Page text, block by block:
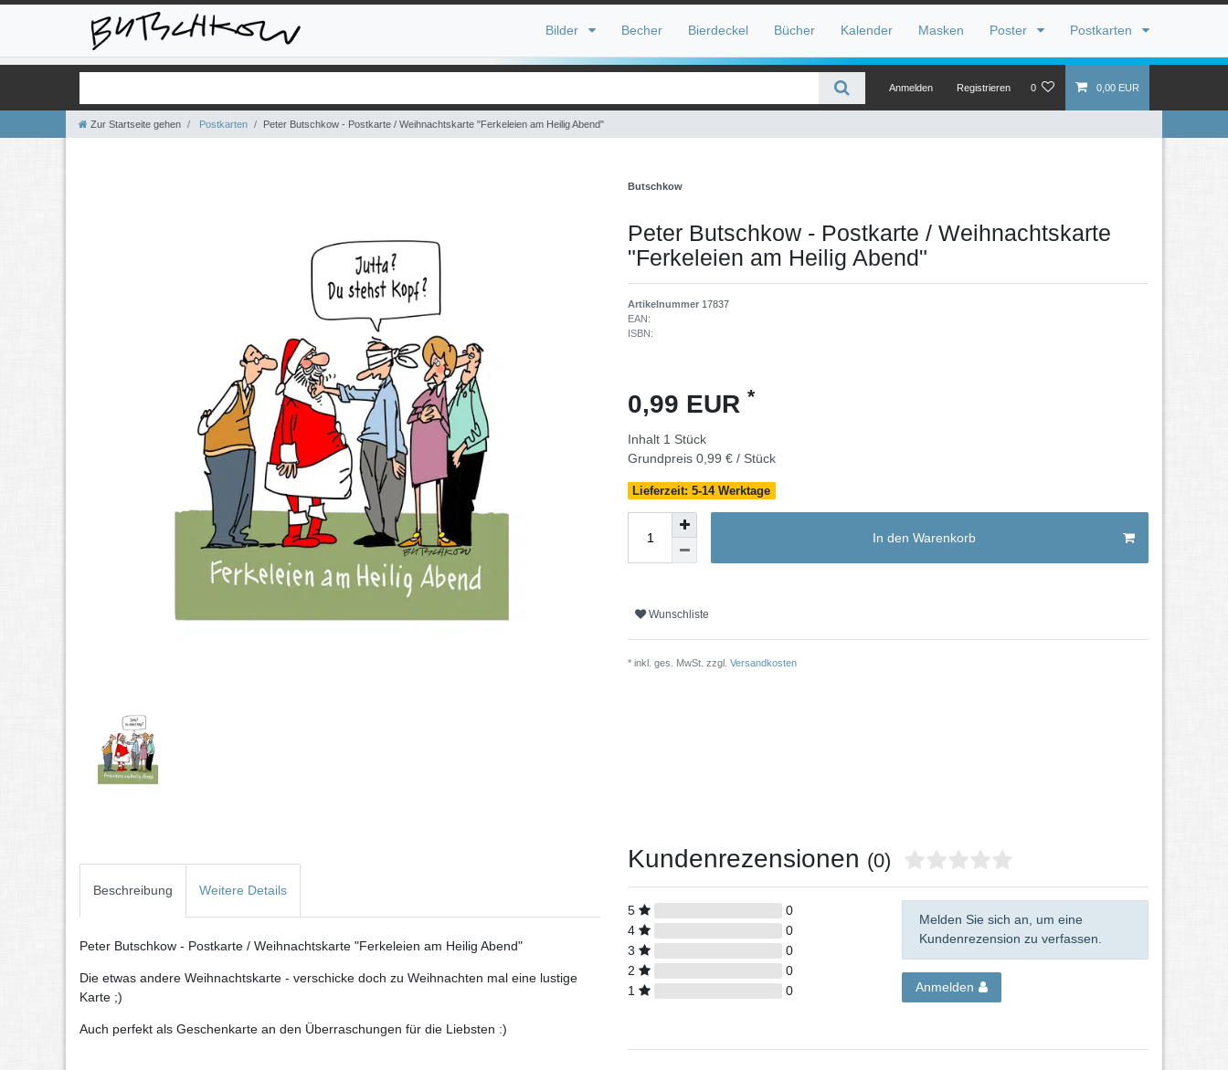
Bilder Becher Bierdeckel Bücher Kalender Masken Poster Postkarten
Anmelden Registrieren 0 0,00 EUR
Zur Startseite gehen Postkarten Peter Butschkow - Postkarte / Weihnachtskarte "Ferkeleien am Heilig Abend"
Butschkow
Peter Butschkow - Postkarte / Weihnachtskarte
"Ferkeleien am Heilig Abend"
Artikelnummer 17837
EAN:
ISBN:
0,99 EUR *
Inhalt 1 Stück
Grundpreis 0,99 € / Stück
Lieferzeit: 5-14 Werktage
In den Warenkorb
Wunschliste
* inkl. ges. MwSt. zzgl. Versandkosten
Beschreibung Weitere Details
Peter Butschkow - Postkarte / Weihnachtskarte "Ferkeleien am Heilig Abend"
Die etwas andere Weihnachtskarte - verschicke doch zu Weihnachten mal eine lustige
Karte ;)
Auch perfekt als Geschenkarte an den Überraschungen für die Liebsten :)
Kundenrezensionen (0)
5
0
4
0
3
0
2
0
1
0
Melden Sie sich an, um eine
Kundenrezension zu verfassen.
Anmelden